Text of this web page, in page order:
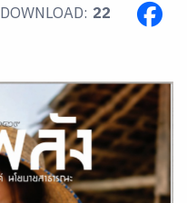
DOWNLOAD: 22